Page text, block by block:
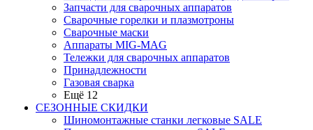
Запчасти для сварочных аппаратов
Сварочные горелки и плазмотроны
Сварочные маски
Аппараты MIG-MAG
Тележки для сварочных аппаратов
Принадлежности
Газовая сварка
Ещё 12
СЕЗОННЫЕ СКИДКИ
Шиномонтажные станки легковые SALE